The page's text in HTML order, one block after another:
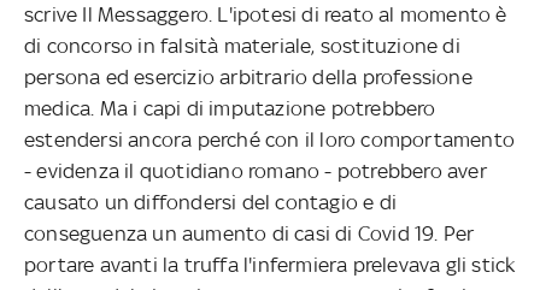
scrive Il Messaggero. L'ipotesi di reato al momento è
di concorso in falsità materiale, sostituzione di
persona ed esercizio arbitrario della professione
medica. Ma i capi di imputazione potrebbero
estendersi ancora perché con il loro comportamento
- evidenza il quotidiano romano - potrebbero aver
causato un diffondersi del contagio e di
conseguenza un aumento di casi di Covid 19. Per
portare avanti la truffa l'infermiera prelevava gli stick